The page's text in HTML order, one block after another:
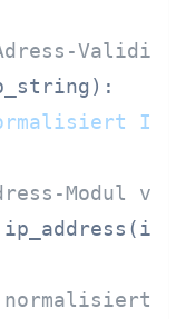
):
IP-
Modul
normalisierte